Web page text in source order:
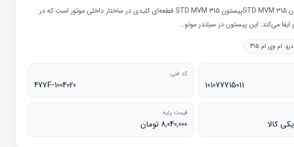
🔧 معرفی تخصصی پیستون STD MVM 315پیستون STD MVM 315 قطعه‌ای کلیدی در ساختار داخلی موتور است که در
می‌کند. این پیستون در سیلندر موتو...
ام وی ام 315
101077715011
کد فنی
477F-1004020
کالا
قیمت پایه
8,040,000 تومان